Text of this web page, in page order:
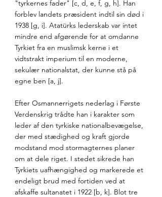
"tyrkernes fader" [c, d, e, f, g, h]. Han
forblev landets præsident indtil sin død i
1938 [g, i]. Atatürks lederskab var intet
mindre end afgørende for at omdanne
Tyrkiet fra en muslimsk kerne i et
vidtstrakt imperium til en moderne,
sekulær nationalstat, der kunne stå på
egne ben [a, j].
Efter Osmannerrigets nederlag i Første
Verdenskrig trådte han i karakter som
leder af den tyrkiske nationalbevægelse,
der med stædighed og kraft gjorde
modstand mod stormagternes planer
om at dele riget. I stedet sikrede han
Tyrkiets uafhængighed og markerede et
endeligt brud med fortiden ved at
afskaffe sultanatet i 1922 [b, k]. Blot tre